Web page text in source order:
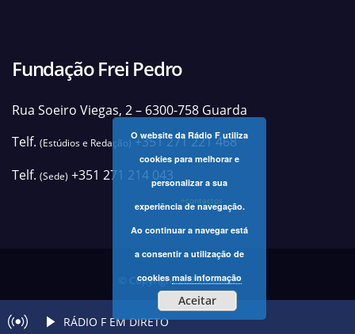
Fundação Frei Pedro
Rua Soeiro Viegas, 2 – 6300-758 Guarda
Telf. (Estúdios e Redação)+351 271 221 468
Telf. (Sede) +351 271 214 043
+contactos
© Copyright 2025 Rádio F
O website da Rádio F utiliza
cookies para melhorar e
personalizar a sua
experiência de navegação.
Ao continuar a navegar está
a consentir a utilização de
cookiesmais informação
Aceitar
RÁDIO F EM DIRETO